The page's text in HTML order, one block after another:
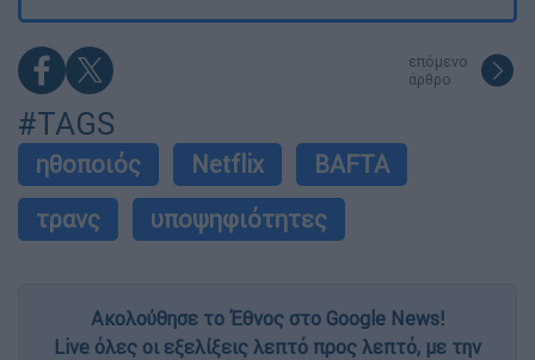
επόμενο
άρθρο
#TAGS
ηθοποιός Netflix
BAFTA
τρανς
υποψηφιότητες
Ακολούθησε το Έθνος στο Google News!
Live όλες οι εξελίξεις λεπτό προς λεπτό, με την